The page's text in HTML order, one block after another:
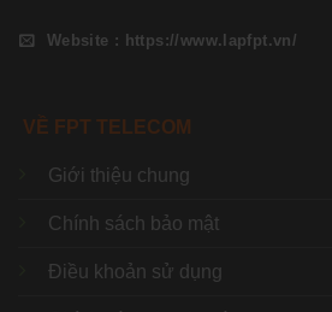
Website : https://www.lapfpt.vn/
VỀ FPT TELECOM
Giới thiệu chung
Chính sách bảo mật
Điều khoản sử dụng